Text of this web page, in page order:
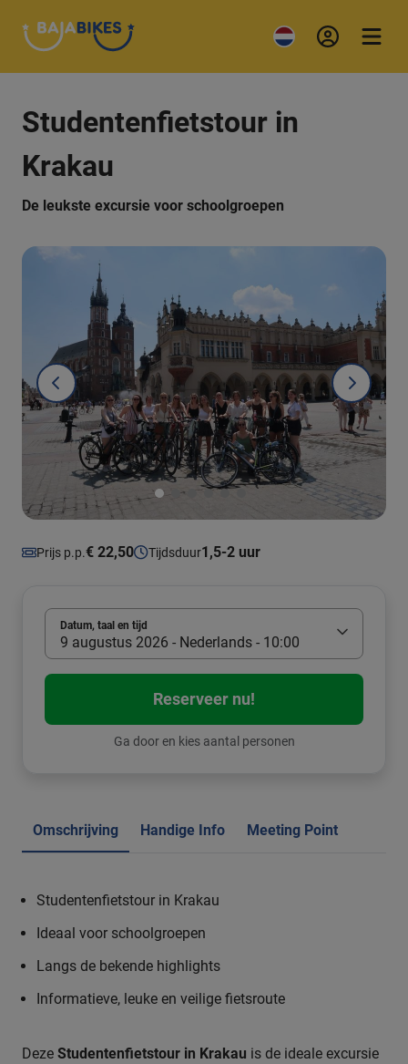
Studentenfietstour in
Krakau
De leukste excursie voor schoolgroepen
Prijs p.p.€ 22,50 Tijdsduur1,5-2 uur
Datum, taal en tijd
9 augustus 2026 - Nederlands - 10:00
Reserveer nu!
Ga door en kies aantal personen
Omschrijving Handige Info Meeting Point
Studentenfietstour in Krakau
Ideaal voor schoolgroepen
Langs de bekende highlights
Informatieve, leuke en veilige fietsroute
Deze Studentenfietstour in Krakau is de ideale excursie